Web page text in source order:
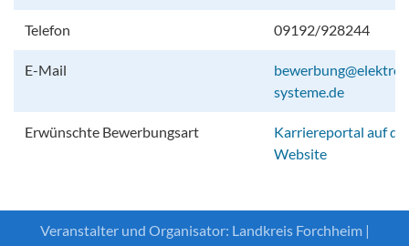
Telefon 09192/928244
E-Mail
systeme.de
Erwünschte Bewerbungsart
Karriereportal auf
Website
Veranstalter und Organisator: Landkreis Forchheim |